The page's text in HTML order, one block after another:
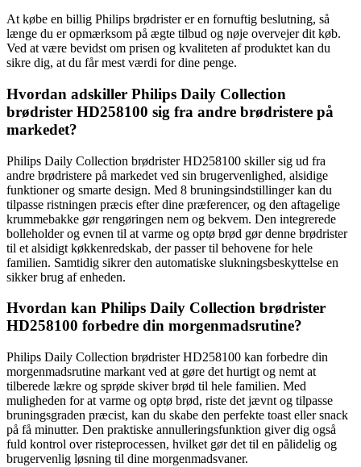
At købe en billig Philips brødrister er en fornuftig beslutning, så
længe du er opmærksom på ægte tilbud og nøje overvejer dit køb.
Ved at være bevidst om prisen og kvaliteten af produktet kan du
sikre dig, at du får mest værdi for dine penge.
Hvordan adskiller Philips Daily Collection
brødrister HD258100 sig fra andre brødristere på
markedet?
Philips Daily Collection brødrister HD258100 skiller sig ud fra
andre brødristere på markedet ved sin brugervenlighed, alsidige
funktioner og smarte design. Med 8 bruningsindstillinger kan du
tilpasse ristningen præcis efter dine præferencer, og den aftagelige
krummebakke gør rengøringen nem og bekvem. Den integrerede
bolleholder og evnen til at varme og optø brød gør denne brødrister
til et alsidigt køkkenredskab, der passer til behovene for hele
familien. Samtidig sikrer den automatiske slukningsbeskyttelse en
sikker brug af enheden.
Hvordan kan Philips Daily Collection brødrister
HD258100 forbedre din morgenmadsrutine?
Philips Daily Collection brødrister HD258100 kan forbedre din
morgenmadsrutine markant ved at gøre det hurtigt og nemt at
tilberede lækre og sprøde skiver brød til hele familien. Med
muligheden for at varme og optø brød, riste det jævnt og tilpasse
bruningsgraden præcist, kan du skabe den perfekte toast eller snack
på få minutter. Den praktiske annulleringsfunktion giver dig også
fuld kontrol over risteprocessen, hvilket gør det til en pålidelig og
brugervenlig løsning til dine morgenmadsvaner.